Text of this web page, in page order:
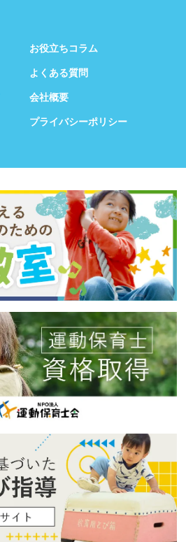
お役立ちコラム
よくある質問
会社概要
プライバシーポリシー